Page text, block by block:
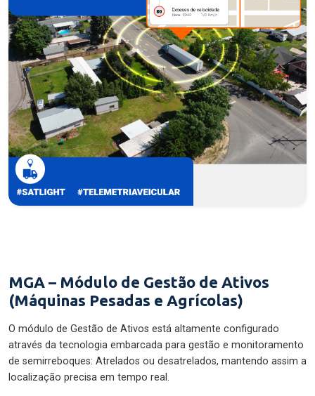
MGA – Módulo de Gestão de Ativos
(Máquinas Pesadas e Agrícolas)
O módulo de Gestão de Ativos está altamente configurado
através da tecnologia embarcada para gestão e monitoramento
de semirreboques: Atrelados ou desatrelados, mantendo assim a
localização precisa em tempo real.